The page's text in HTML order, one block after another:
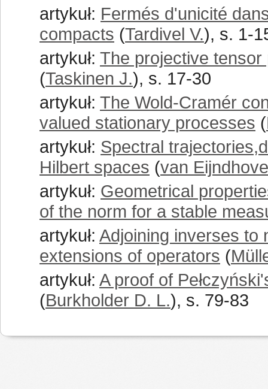
artykuł: Fermés d'unicité
compacts (Tardivel V.), s. 1-
artykuł: The projective
(Taskinen J.), s. 17-30
artykuł: The Wold-Cramér
valued stationary processes (
artykuł: Spectral
Hilbert spaces (van
artykuł: Geometrical
of the norm for a stable
artykuł: Adjoining inverses to
extensions of operators (
artykuł: A proof of
(Burkholder D. L.), s. 79-83